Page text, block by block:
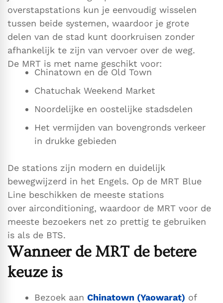
overstapstations kun je eenvoudig wisselen
tussen beide systemen, waardoor je grote
delen van de stad kunt doorkruisen zonder
afhankelijk te zijn van vervoer over de weg.
De MRT is met name geschikt voor:
Chinatown en de Old Town
Chatuchak Weekend Market
Noordelijke en oostelijke stadsdelen
Het vermijden van bovengronds verkeer
in drukke gebieden
De stations zijn modern en duidelijk
bewegwijzerd in het Engels. Op de MRT Blue
Line beschikken de meeste stations
over airconditioning, waardoor de MRT voor de
meeste bezoekers net zo prettig te gebruiken
is als de BTS.
Wanneer de MRT de betere
keuze is
Bezoek aan Chinatown (Yaowarat) of